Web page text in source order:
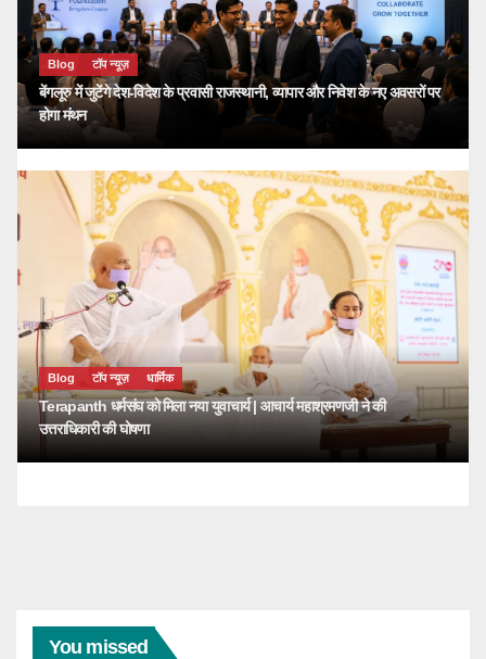
Blog टॉप न्यूज़
बेंगलूरु में जुटेंगे देश-विदेश के प्रवासी राजस्थानी, व्यापार और निवेश के नए अवसरों पर
होगा मंथन
Blog टॉप न्यूज़ धार्मिक
Terapanth धर्मसंघ को मिला नया युवाचार्य | आचार्य महाश्रमणजी ने की
उत्तराधिकारी की घोषणा
You missed